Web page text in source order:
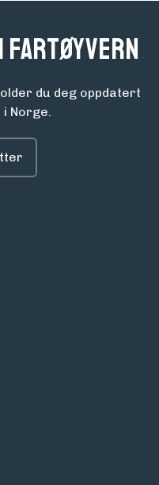
fartøyvern
du deg oppdatert
Norge.